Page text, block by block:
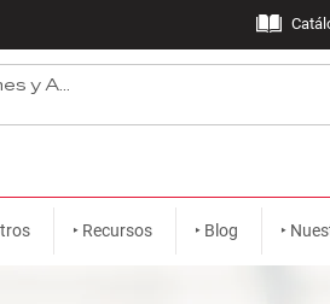
‣ Recursos ‣ Blog ‣